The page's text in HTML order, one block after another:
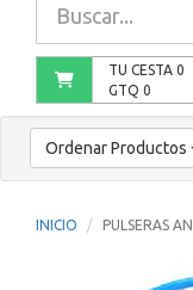
TU CESTA 0
GTQ 0
Ordenar Productos
INICIO PULSERAS